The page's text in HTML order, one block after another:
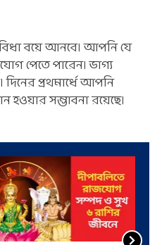
বয়ে আনবে। আপনি যে
পেতে পারেন। ভাগ্য
প্রথমার্ধে আপনি
সম্ভাবনা রয়েছে।